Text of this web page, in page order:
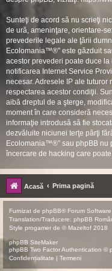
Sunteţi de acord să nu scrieţi
de ură, ameninţare, orientare-
prevederile legale ale ţării
Ecolomania™®” este găzduit
acestor prevederi poate duce
notificarea Internet Service
necesar. Adresele IP ale
respectarea acestor condiţii.
aibă dreptul de a şterge,
moment în care consideră
informaţie introdusă să fie
dezvăluite niciunei terţe părţi
Ecolomania™®” sau phpBB nu
încercare de hacking care
Acasă Prima pagină
Furnizat de phpBB® Forum
Translation/Traducere: phpBB
Style progamer de © Mazeltof 2018
phpBB SiteMaker
phpBB Two Factor Authentication ©
Confidențialitate | Termeni